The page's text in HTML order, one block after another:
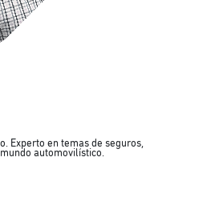
Experto en temas de seguros,
automovilístico.